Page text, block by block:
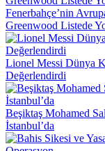
Fenerbahçe’nin
Greenwood Listede
Lionel Messi Dünya
Değerlendirdi
Beşiktaş Mohamed
İstanbul’da